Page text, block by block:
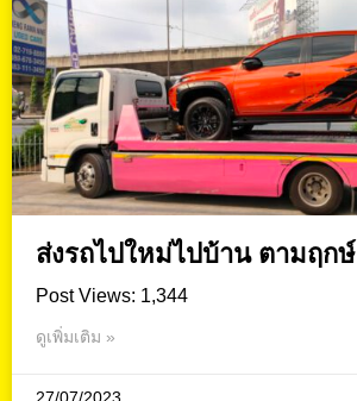
ส่งรถไปใหม่ไปบ้าน ตามฤกษ์
Post Views: 1,344
ดูเพิ่มเติม »